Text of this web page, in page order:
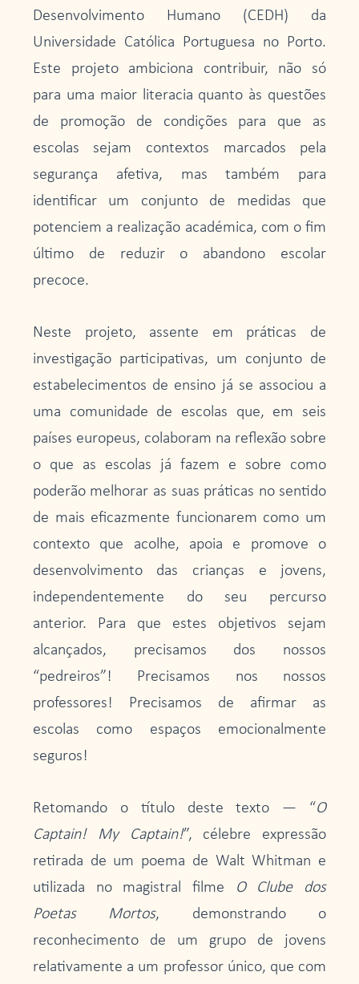
Desenvolvimento Humano (CEDH) da
Universidade Católica Portuguesa no Porto.
Este projeto ambiciona contribuir, não só
para uma maior literacia quanto às questões
de promoção de condições para que as
escolas sejam contextos marcados pela
segurança afetiva, mas também para
identificar um conjunto de medidas que
potenciem a realização académica, com o fim
último de reduzir o abandono escolar
precoce.
Neste projeto, assente em práticas de
investigação participativas, um conjunto de
estabelecimentos de ensino já se associou a
uma comunidade de escolas que, em seis
países europeus, colaboram na reflexão sobre
o que as escolas já fazem e sobre como
poderão melhorar as suas práticas no sentido
de mais eficazmente funcionarem como um
contexto que acolhe, apoia e promove o
desenvolvimento das crianças e jovens,
independentemente do seu percurso
anterior. Para que estes objetivos sejam
alcançados, precisamos dos nossos
“pedreiros”! Precisamos nos nossos
professores! Precisamos de afirmar as
escolas como espaços emocionalmente
seguros!
Retomando o título deste texto — “O
Captain! My Captain!​”, célebre expressão
retirada de um poema de Walt Whitman e
utilizada no magistral filme
O Clube dos
Poetas Mortos, demonstrando o
reconhecimento de um grupo de jovens
relativamente a um professor único, que com